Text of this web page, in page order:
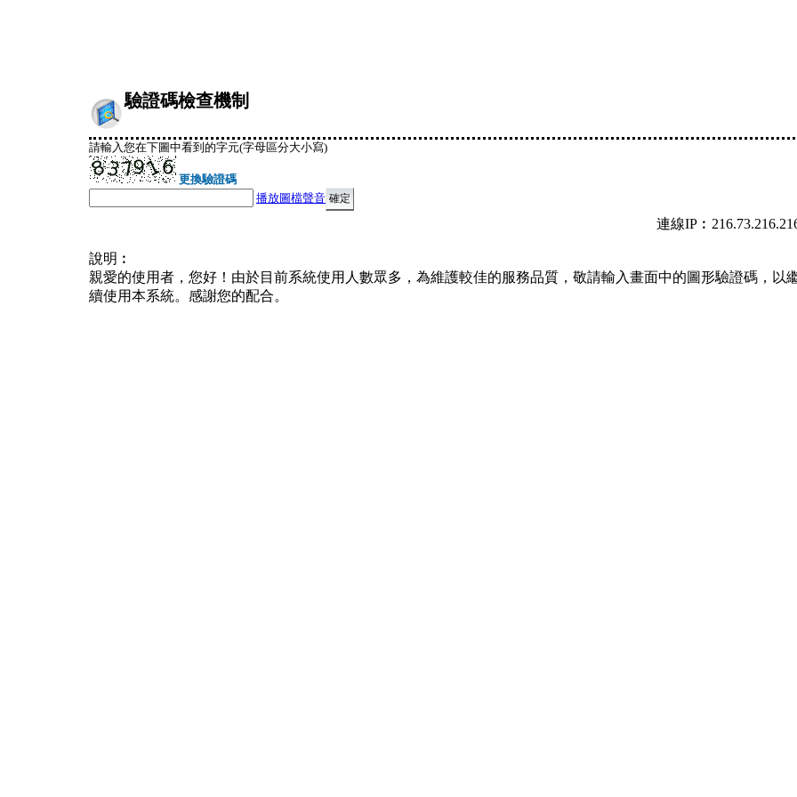
驗證碼檢查機制
請輸入您在下圖中看到的字元(字母區分大小寫)
更換驗證碼
播放圖檔聲音
連線
說明︰
親愛的使用者，您好！由於目前系統使用人數眾多，為維護較佳的服務品質，敬請輸入畫面中的圖形驗證碼，以
續使用本系統。感謝您的配合。